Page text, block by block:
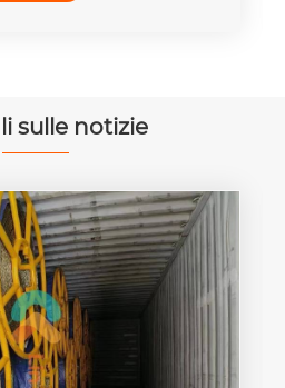
sulle notizie